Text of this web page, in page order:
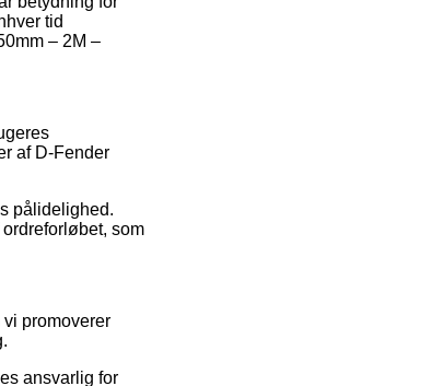
tid
– 2M –
af D-Fender
pålidelighed.
som
promoverer
ansvarlig for